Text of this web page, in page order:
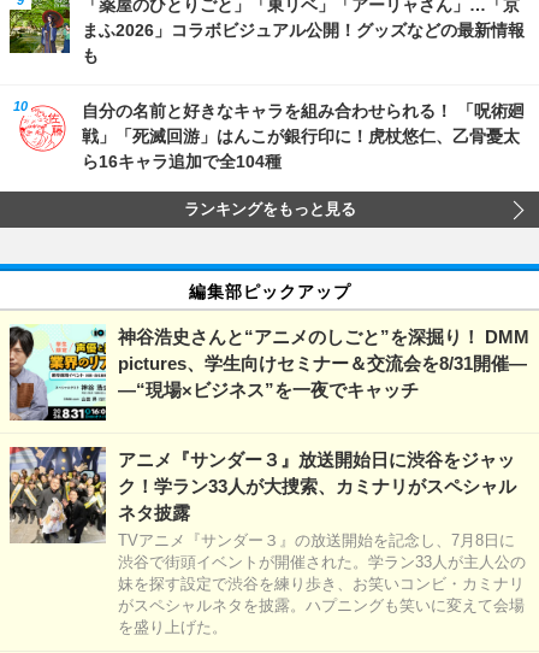
「薬屋のひとりごと」「東リベ」「アーリャさん」…「京
まふ2026」コラボビジュアル公開！グッズなどの最新情報
も
自分の名前と好きなキャラを組み合わせられる！ 「呪術廻
戦」「死滅回游」はんこが銀行印に！虎杖悠仁、乙骨憂太
ら16キャラ追加で全104種
ランキングをもっと見る
編集部ピックアップ
神谷浩史さんと“アニメのしごと”を深掘り！ DMM
pictures、学生向けセミナー＆交流会を8/31開催―
―“現場×ビジネス”を一夜でキャッチ
アニメ『サンダー３』放送開始日に渋谷をジャッ
ク！学ラン33人が大捜索、カミナリがスペシャル
ネタ披露
TVアニメ『サンダー３』の放送開始を記念し、7月8日に
渋谷で街頭イベントが開催された。学ラン33人が主人公の
妹を探す設定で渋谷を練り歩き、お笑いコンビ・カミナリ
がスペシャルネタを披露。ハプニングも笑いに変えて会場
を盛り上げた。